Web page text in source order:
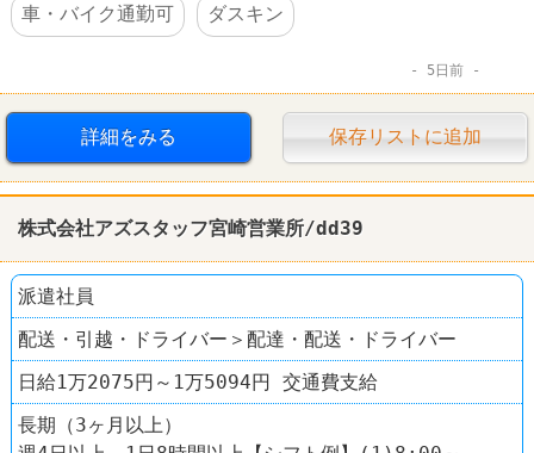
車・バイク通勤可 ダスキン
5日前
詳細をみる 保存リストに追加
株式会社アズスタッフ宮崎営業所/dd39
派遣社員
配送・引越・ドライバー＞配達・配送・ドライバー
日給1万2075円～1万5094円 交通費支給
長期（3ヶ月以上）